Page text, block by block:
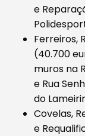
e
Ferreiros,
(40.700
muros na
e Rua
do
Covelas,
e